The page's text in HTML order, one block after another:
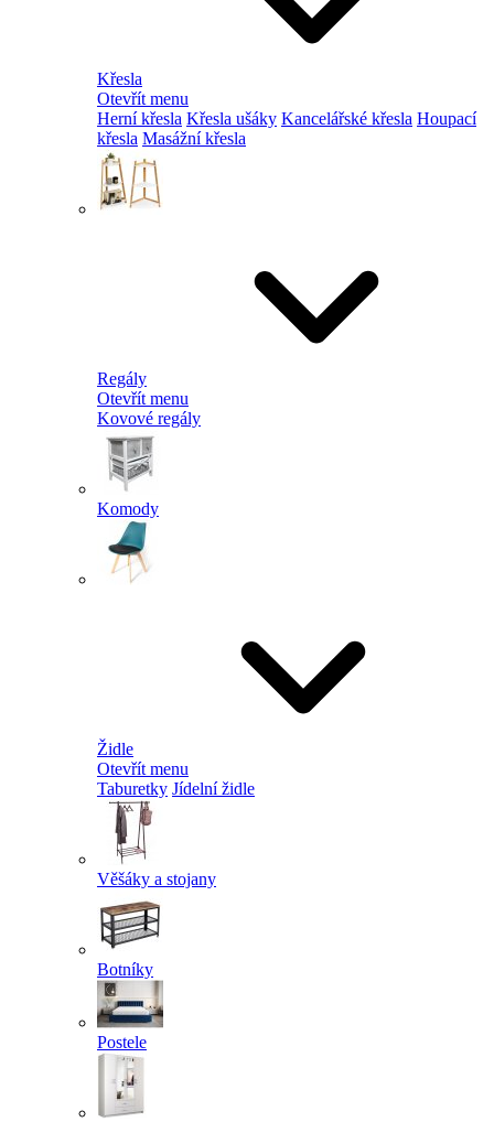
Křesla
Otevřít menu
Herní křesla Křesla ušáky Kancelářské křesla Houpací
křesla Masážní křesla
Regály
Otevřít menu
Kovové regály
Komody
Židle
Otevřít menu
Taburetky Jídelní židle
Věšáky a stojany
Botníky
Postele